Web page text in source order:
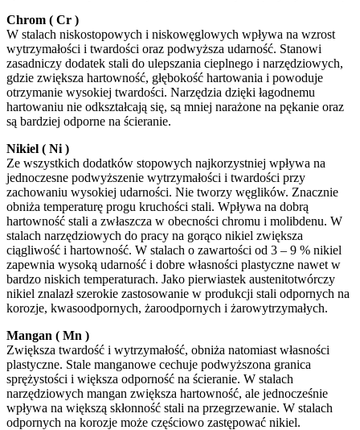
Chrom ( Cr )
W stalach niskostopowych i niskowęglowych wpływa na wzrost
wytrzymałości i twardości oraz podwyższa udarność. Stanowi
zasadniczy dodatek stali do ulepszania cieplnego i narzędziowych,
gdzie zwiększa hartowność, głębokość hartowania i powoduje
otrzymanie wysokiej twardości. Narzędzia dzięki łagodnemu
hartowaniu nie odkształcają się, są mniej narażone na pękanie oraz
są bardziej odporne na ścieranie.
Nikiel ( Ni )
Ze wszystkich dodatków stopowych najkorzystniej wpływa na
jednoczesne podwyższenie wytrzymałości i twardości przy
zachowaniu wysokiej udarności. Nie tworzy węglików. Znacznie
obniża temperaturę progu kruchości stali. Wpływa na dobrą
hartowność stali a zwłaszcza w obecności chromu i molibdenu. W
stalach narzędziowych do pracy na gorąco nikiel zwiększa
ciągliwość i hartowność. W stalach o zawartości od 3 – 9 % nikiel
zapewnia wysoką udarność i dobre własności plastyczne nawet w
bardzo niskich temperaturach. Jako pierwiastek austenitotwórczy
nikiel znalazł szerokie zastosowanie w produkcji stali odpornych na
korozje, kwasoodpornych, żaroodpornych i żarowytrzymałych.
Mangan ( Mn )
Zwiększa twardość i wytrzymałość, obniża natomiast własności
plastyczne. Stale manganowe cechuje podwyższona granica
sprężystości i większa odporność na ścieranie. W stalach
narzędziowych mangan zwiększa hartowność, ale jednocześnie
wpływa na większą skłonność stali na przegrzewanie. W stalach
odpornych na korozje może częściowo zastępować nikiel.